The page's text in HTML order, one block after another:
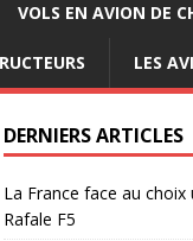
VOLS EN AVION DE
LES
DERNIERS ARTICLES
La France face au
Rafale F5